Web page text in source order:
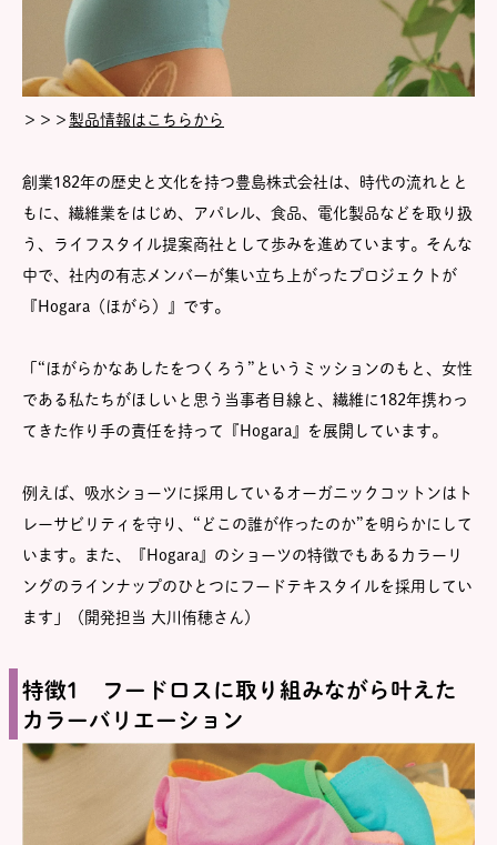
＞＞＞ 製品情報はこちらから
創業182年の歴史と文化を持つ豊島株式会社は、時代の流れとと
もに、繊維業をはじめ、アパレル、食品、電化製品などを取り扱
う、ライフスタイル提案商社として歩みを進めています。そんな
中で、社内の有志メンバーが集い立ち上がったプロジェクトが
『Hogara（ほがら）』です。
「“ほがらかなあしたをつくろう”というミッションのもと、女性
である私たちがほしいと思う当事者目線と、繊維に182年携わっ
てきた作り手の責任を持って『Hogara』を展開しています。
例えば、吸水ショーツに採用しているオーガニックコットンはト
レーサビリティを守り、“どこの誰が作ったのか”を明らかにして
います。また、『Hogara』のショーツの特徴でもあるカラーリ
ングのラインナップのひとつにフードテキスタイルを採用してい
ます」（開発担当 大川侑穂さん）
特徴1 フードロスに取り組みながら叶えた
カラーバリエーション